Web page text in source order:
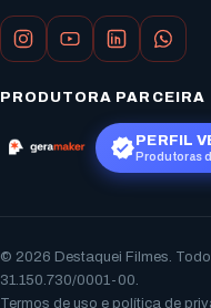
PRODUTORA PARCEIRA
PERFIL
Produtoras
© 2026 Destaquei Filmes.
31.150.730/0001-00.
Termos de uso e política de